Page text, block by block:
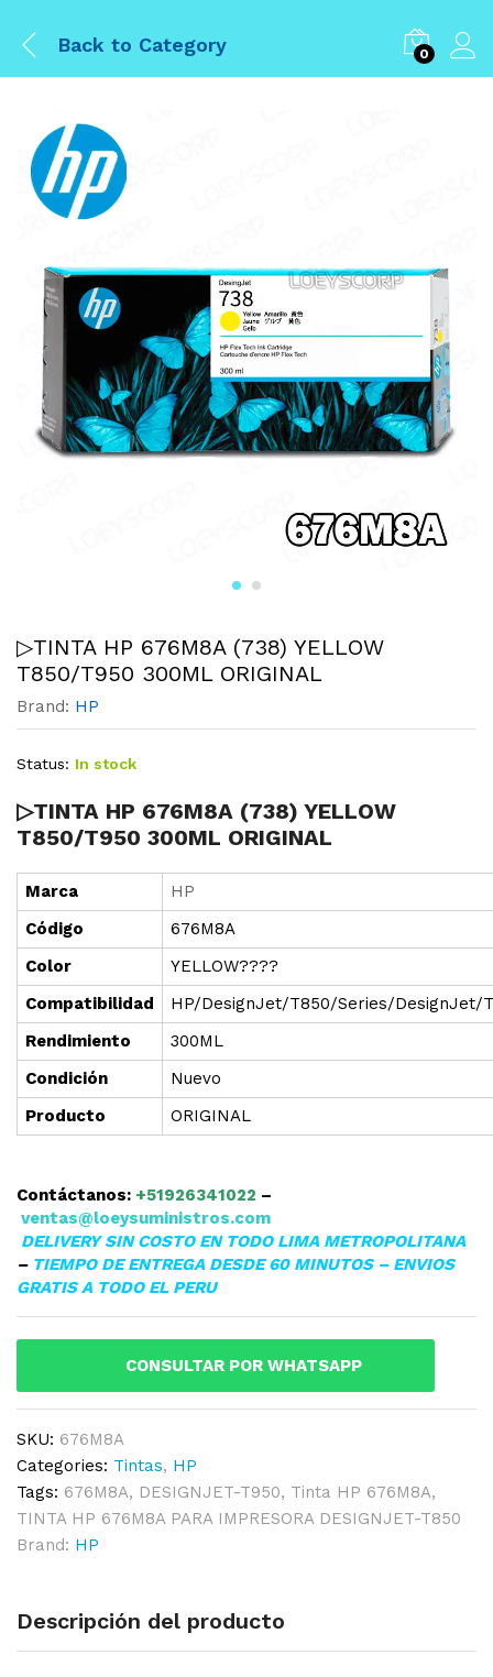
Back to Category 0
▷TINTA HP 676M8A (738) YELLOW
T850/T950 300ML ORIGINAL
Brand: HP
Status: In stock
▷TINTA HP 676M8A (738) YELLOW
T850/T950 300ML ORIGINAL
Marca
HP
Código
676M8A
Color
YELLOW????
Compatibilidad
HP/DesignJet/T850/Series/DesignJet/
Rendimiento
300ML
Condición
Nuevo
Producto
ORIGINAL
Contáctanos: +51926341022 –
ventas@loeysuministros.com
DELIVERY SIN COSTO EN TODO LIMA METROPOLITANA
– TIEMPO DE ENTREGA DESDE 60 MINUTOS – ENVIOS
GRATIS A TODO EL PERU
CONSULTAR POR WHATSAPP
SKU: 676M8A
Categories: Tintas, HP
Tags: 676M8A, DESIGNJET-T950, Tinta HP 676M8A,
TINTA HP 676M8A PARA IMPRESORA DESIGNJET-T850
Brand: HP
Descripción del producto